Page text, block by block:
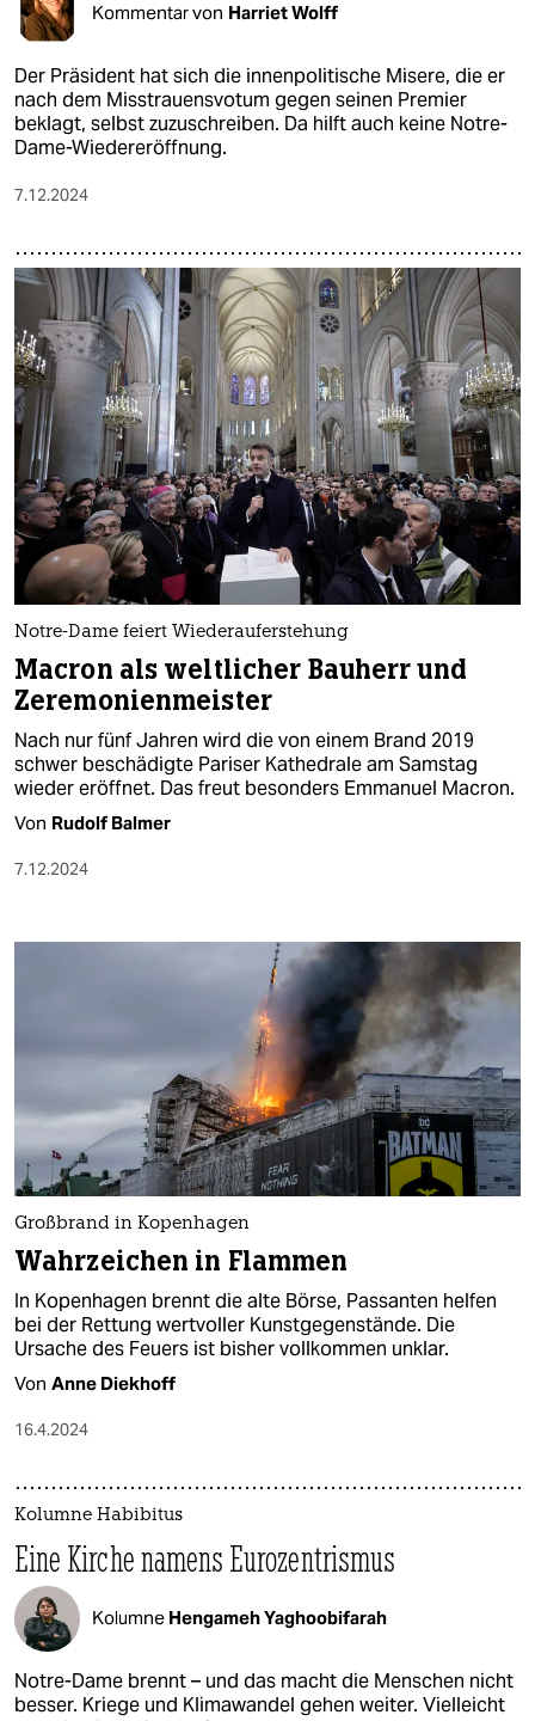
Kommentar von Harriet Wolff
Der Präsident hat sich die innenpolitische Misere, die er
nach dem Misstrauensvotum gegen seinen Premier
beklagt, selbst zuzuschreiben. Da hilft auch keine Notre-
Dame-Wiedereröffnung.
7.12.2024
Notre-Dame feiert Wiederauferstehung
Macron als weltlicher Bauherr und
Zeremonienmeister
Nach nur fünf Jahren wird die von einem Brand 2019
schwer beschädigte Pariser Kathedrale am Samstag
wieder eröffnet. Das freut besonders Emmanuel Macron.
Von Rudolf Balmer
7.12.2024
Großbrand in Kopenhagen
Wahrzeichen in Flammen
In Kopenhagen brennt die alte Börse, Passanten helfen
bei der Rettung wertvoller Kunstgegenstände. Die
Ursache des Feuers ist bisher vollkommen unklar.
Von Anne Diekhoff
16.4.2024
Kolumne Habibitus
Eine Kirche namens Eurozentrismus
Kolumne Hengameh Yaghoobifarah
Notre-Dame brennt – und das macht die Menschen nicht
besser. Kriege und Klimawandel gehen weiter. Vielleicht